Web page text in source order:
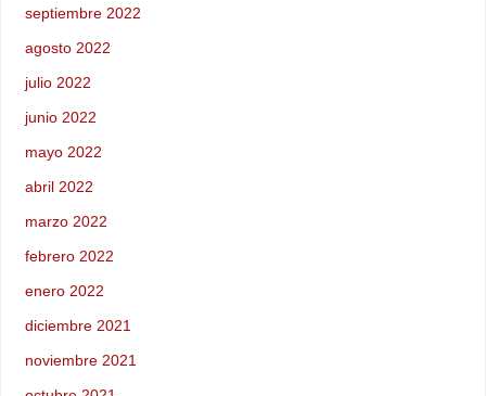
septiembre 2022
agosto 2022
julio 2022
junio 2022
mayo 2022
abril 2022
marzo 2022
febrero 2022
enero 2022
diciembre 2021
noviembre 2021